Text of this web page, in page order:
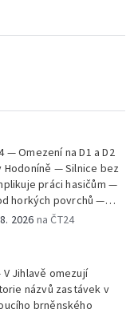
— Omezení na D1 a D2
— Silnice bez
práci hasičům —
horkých povrchů —
— Vedra komplikují
2026 na ČT24
Jihlavě omezují
názvů zastávek v
brněnského